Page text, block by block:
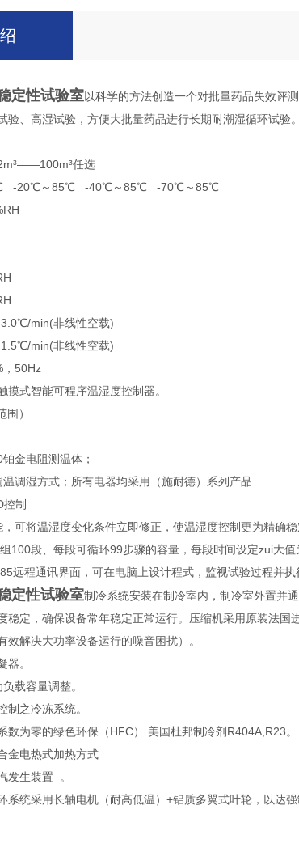
定性试验室以科学的方法创造一个对批量药品失效评
验、高湿试验，方便大批量药品进行长期耐潮湿循环试验。
任选
-20℃～85℃ -40℃～85℃ -70℃～85℃
min(非线性空载)
min(非线性空载)
，50Hz
摸式智能可程序温湿度控制器。
）
金电阻测温体；
调湿方式；所有电器均采用（施耐德）系列产品
制
可将温湿度变化条件立即修正，使温湿度控制更为精确稳
100段、每段可循环99步骤的容量，每段时间设定zui大值
远程通讯界面，可在电脑上设计程式，监视试验过程并
定性试验室制冷系统安装在制冷室内，制冷室外置并
稳定，确保设备常年稳定正常运行。压缩机采用原装法
效解决大功率设备运行的噪音困扰）。
器。
载容量调整。
制之冷冻系统。
数为零的绿色环保（HFC）.美国杜邦制冷剂R404A,R23。
金电热式加热方式
发生装置 。
系统采用长轴电机（耐高低温）+铝质多翼式叶轮，以达